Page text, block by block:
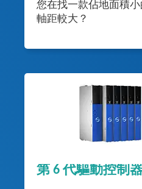
您在找一款佔地面積
軸距較大？
第 6 代驅動控制